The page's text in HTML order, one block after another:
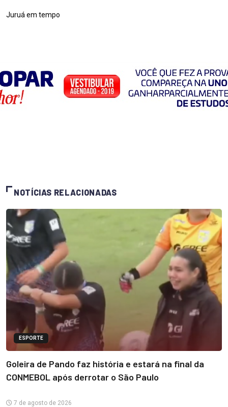
Juruá em tempo
NOTÍCIAS RELACIONADAS
ESPORTE
Goleira de Pando faz história e estará na final da
CONMEBOL após derrotar o São Paulo
7 de agosto de 2026